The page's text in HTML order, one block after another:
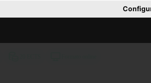
en Pilates